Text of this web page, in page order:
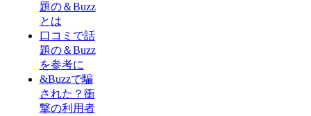
題の＆Buzz
とは
口コミで話
題の＆Buzz
を参考に
&Buzzで騙
された？衝
撃の利用者